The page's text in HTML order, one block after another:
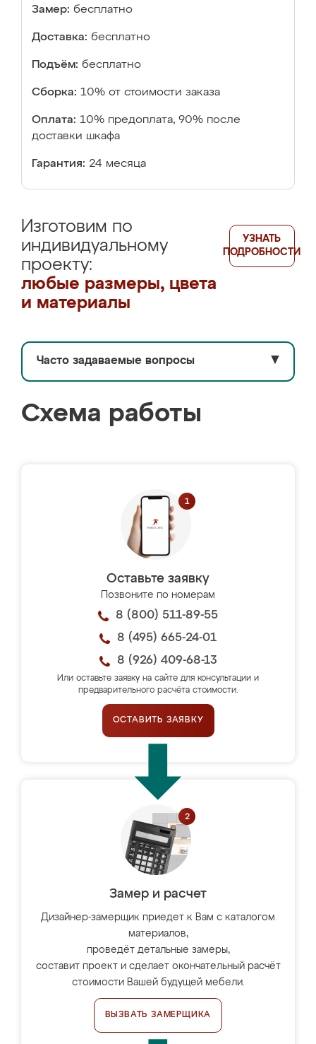
Замер: бесплатно
Доставка: бесплатно
Подъём: бесплатно
Сборка: 10% от стоимости заказа
Оплата: 10% предоплата, 90% после
доставки шкафа
Гарантия: 24 месяца
Изготовим по
индивидуальному
проекту:
любые размеры, цвета
и материалы
УЗНАТЬ
ПОДРОБНОСТИ
Часто задаваемые вопросы ▼
Схема работы
Оставьте заявку
Позвоните по номерам
8 (800) 511-89-55
8 (495) 665-24-01
8 (926) 409-68-13
Или оставьте заявку на сайте для консультации и
предварительного расчёта стоимости.
ОСТАВИТЬ ЗАЯВКУ
Замер и расчет
Дизайнер-замерщик приедет к Вам с каталогом
материалов,
проведёт детальные замеры,
составит проект и сделает окончательный расчёт
стоимости Вашей будущей мебели.
ВЫЗВАТЬ ЗАМЕРЩИКА